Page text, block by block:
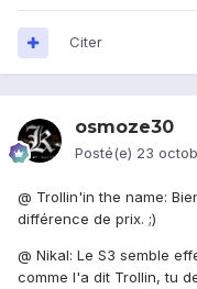
Citer
osmoze30
Posté(e) 23
@ Trollin'in the name:
différence de prix. ;)
@ Nikal: Le S3 semble
comme l'a dit Trollin, tu